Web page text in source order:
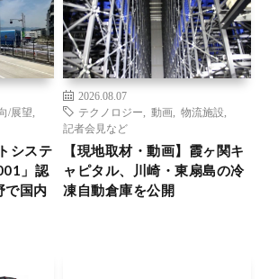
/展望
システ
」認
で国内
2026.08.07
テクノロジー
動画 物流施設
記者会見など
【現地取材・動画】霞ヶ関キ
ャピタル、川崎・東扇島の冷
凍自動倉庫を公開